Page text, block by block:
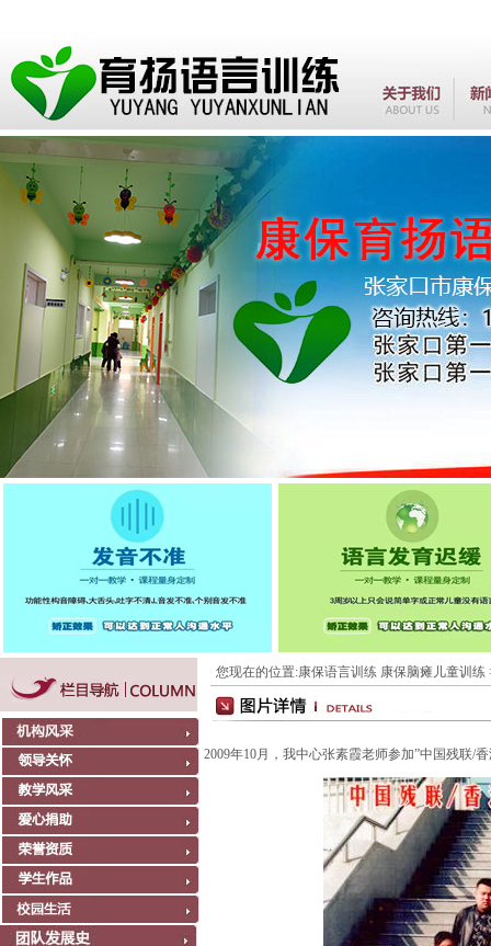
您现在的位置:康保语言训练 康保脑瘫儿童训练
2009年10月，我中心张素霞老师参加”中国残联